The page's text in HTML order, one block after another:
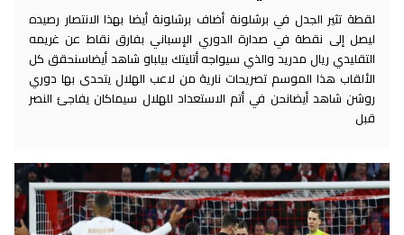
لقطة تثير الجدل في برشلونة أضاف برشلونة أيضا بهذا الانتصار رصيده
ليصل إلى نقطة في صدارة الدوري الإسباني بفارق نقاط عن غريمه
التقليدي ريال مدريد والذي سيواجه أتليتك بيلباو شاهد أيضاسنحقق كل
الألقاب هذا الموسم تصريحات نارية من لاعب الهلال يتحدى بها دوري
روشن شاهد أيضانحن في أتم الاستعداد للهلال سيماكان يفاجئ النصر
قبل